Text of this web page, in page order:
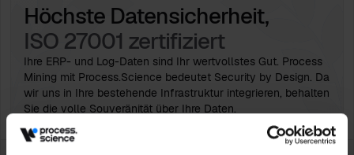
Höchste Datensicherheit,
ISO 27001 zertifiziert
Ihre ERP- und Log-Daten sind Ihr wertvollstes Gut. Process
Mining mit Process.Science bedeutet Security by Design. Da
wir uns in Ihre bestehende Infrastruktur integrieren, behalten
Sie die volle Souveränität über Ihre Daten.